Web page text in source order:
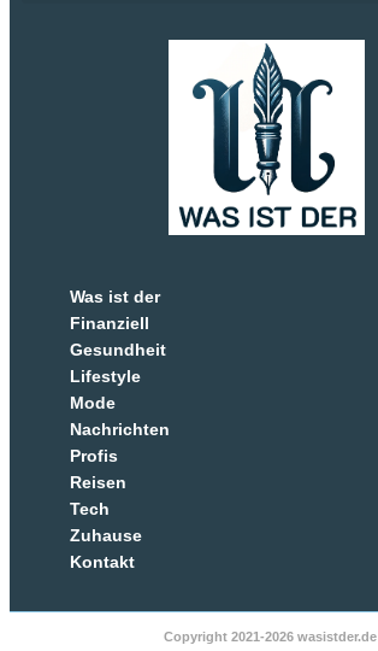
Was ist der
Finanziell
Gesundheit
Lifestyle
Mode
Nachrichten
Profis
Reisen
Tech
Zuhause
Kontakt
Copyright 2021-2026 wasistder.de